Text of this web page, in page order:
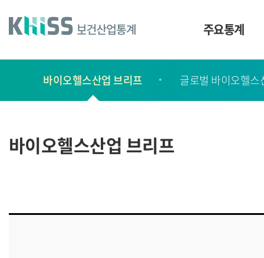
건
주요통계
서
간
행
바이오헬스산업 브리프 글로벌 바이오헬스
바이오헬스산업 브리프